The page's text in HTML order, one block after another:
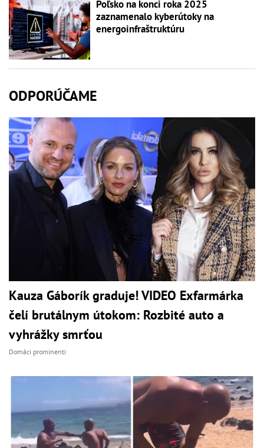
Poľsko na konci roka 2025
zaznamenalo kyberútoky na
energoinfraštruktúru
ODPORÚČAME
Kauza Gáborík graduje! VIDEO Exfarmárka
čelí brutálnym útokom: Rozbité auto a
vyhrážky smrťou
Domáci prominenti